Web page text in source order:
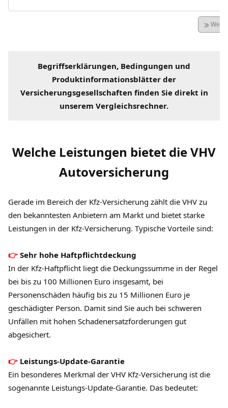
Begriffserklärungen, Bedingungen und
Produktinformationsblätter der
Versicherungsgesellschaften finden Sie direkt in
unserem Vergleichsrechner.
Welche Leistungen bietet die VHV
Autoversicherung
Gerade im Bereich der Kfz-Versicherung zählt die VHV zu
den bekanntesten Anbietern am Markt und bietet starke
Leistungen in der Kfz-Versicherung. Typische Vorteile sind:
Sehr hohe Haftpflichtdeckung
In der Kfz-Haftpflicht liegt die Deckungssumme in der Regel
bei bis zu 100 Millionen Euro insgesamt, bei
Personenschäden häufig bis zu 15 Millionen Euro je
geschädigter Person. Damit sind Sie auch bei schweren
Unfällen mit hohen Schadenersatzforderungen gut
abgesichert.
Leistungs-Update-Garantie
Ein besonderes Merkmal der VHV Kfz-Versicherung ist die
sogenannte Leistungs-Update-Garantie. Das bedeutet: